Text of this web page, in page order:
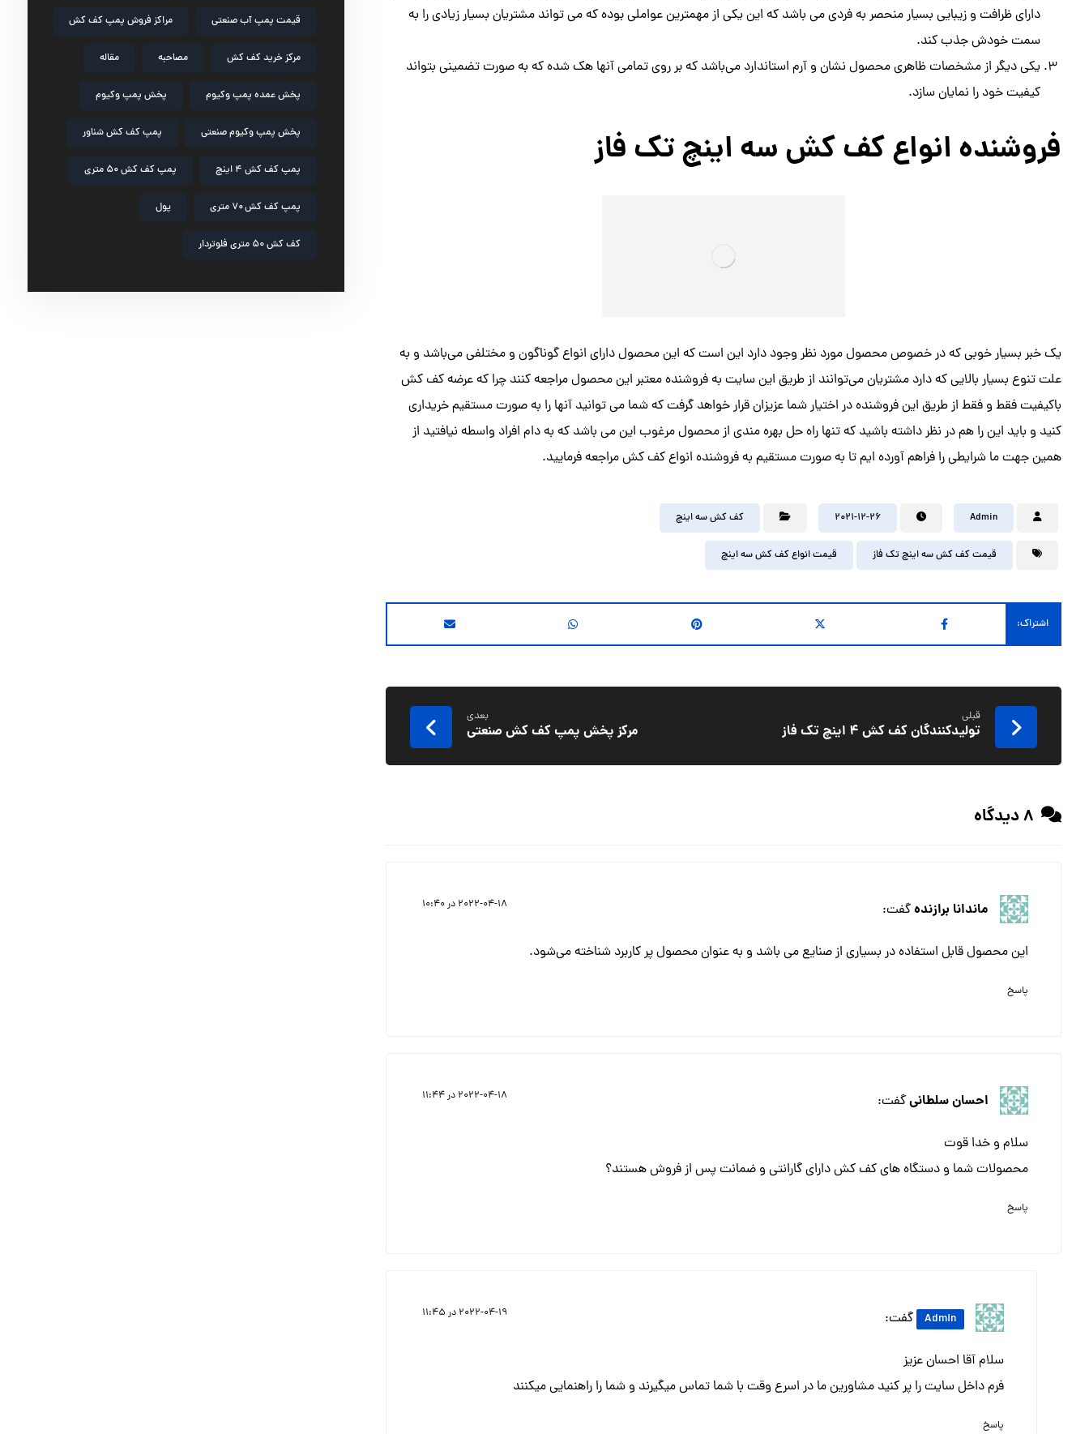
دارای ظرافت و زیبایی بسیار منحصر به فردی می باشد که این یکی از مهمترین عواملی بوده که می تواند مشتریان بسیار زیادی را به
سمت خودش جذب کند.
یکی دیگر از مشخصات ظاهری محصول نشان و آرم استاندارد می‌باشد که بر روی تمامی آنها هک شده که به صورت تضمینی بتواند
کیفیت خود را نمایان سازد.
فروشنده انواع کف کش سه اینچ تک فاز
یک خبر بسیار خوبی که در خصوص محصول مورد نظر وجود دارد این است که این محصول دارای انواع گوناگون و مختلفی می‌باشد و به
علت تنوع بسیار بالایی که دارد مشتریان می‌توانند از طریق این سایت به فروشنده معتبر این محصول مراجعه کنند چرا که عرضه کف کش
باکیفیت فقط و فقط از طریق این فروشنده در اختیار شما عزیزان قرار خواهد گرفت که شما می توانید آنها را به صورت مستقیم خریداری
کنید و باید این را هم در نظر داشته باشید که تنها راه حل بهره مندی از محصول مرغوب این می باشد که به دام افراد واسطه نیافتید از
همین جهت ما شرایطی را فراهم آورده ایم تا به صورت مستقیم به فروشنده انواع کف کش مراجعه فرمایید.
Admin
2021-12-26 کف کش سه اینچ
قیمت کف کش سه اینچ تک فاز قیمت انواع کف کش سه اینچ
قبلی
تولیدکنندگان کف کش ۴ اینچ تک فاز
بعدی
مرکز پخش پمپ کف کش صنعتی
8 دیدگاه
ماندانا برازندهگفت: 2022-04-18 در 10:40
این محصول قابل استفاده در بسیاری از صنایع می باشد و به عنوان محصول پر کاربرد شناخته می‌شود.
پاسخ
احسان سلطانیگفت: 2022-04-18 در 11:44
سلام و خدا قوت
محصولات شما و دستگاه های کف کش دارای گارانتی و ضمانت پس از فروش هستند؟
پاسخ
Admin گفت: 2022-04-19 در 11:45
سلام آقا احسان عزیز
فرم داخل سایت را پر کنید مشاورین ما در اسرع وقت با شما تماس میگیرند و شما را راهنمایی میکنند
پاسخ
قیمت پمپ آب صنعتی مراکز فروش پمپ کف کش
مرکز خرید کف کش مصاحبه مقاله
پخش عمده پمپ وکیوم پخش پمپ وکیوم
پخش پمپ وکیوم صنعتی پمپ کف کش شناور
پمپ کف کش ۴ اینچ پمپ کف کش ۵۰ متری
پمپ کف کش ۷۰ متری پول
کف کش ۵۰ متری فلوتردار